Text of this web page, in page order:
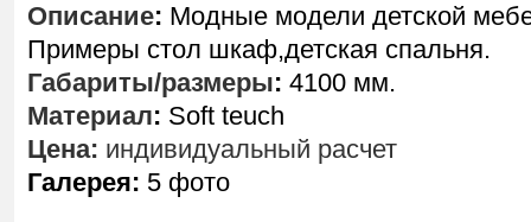
Описание: Модные модели детской
Примеры стол шкаф,детская спальня.
Габариты/размеры: 4100 мм.
Материал: Soft teuch
Цена: индивидуальный расчет
Галерея: 5 фото